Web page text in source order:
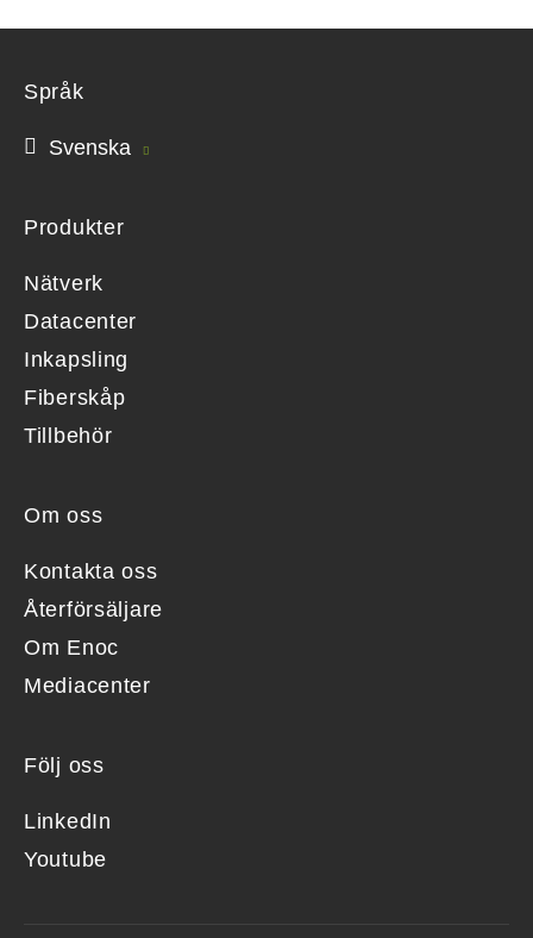
Språk
Svenska
Produkter
Nätverk
Datacenter
Inkapsling
Fiberskåp
Tillbehör
Om oss
Kontakta oss
Återförsäljare
Om Enoc
Mediacenter
Följ oss
LinkedIn
Youtube